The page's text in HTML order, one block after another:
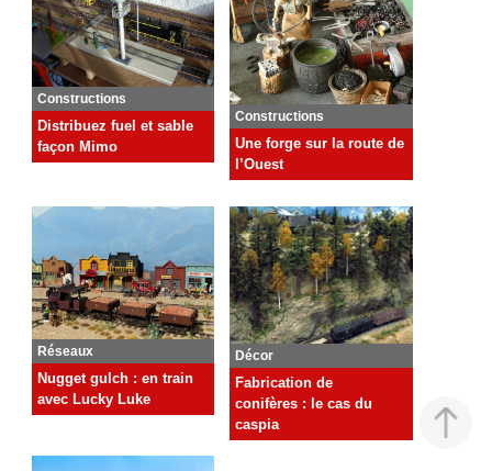
Constructions
Distribuez fuel et sable
façon Mimo
Constructions
Une forge sur la route de
l’Ouest
Réseaux
Nugget gulch : en train
avec Lucky Luke
Décor
Fabrication de
conifères : le cas du
caspia